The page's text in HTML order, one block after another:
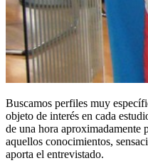
Buscamos perfiles muy
objeto de interés en cada
de una hora aproximadamente
aquellos conocimientos,
aporta el entrevistado.